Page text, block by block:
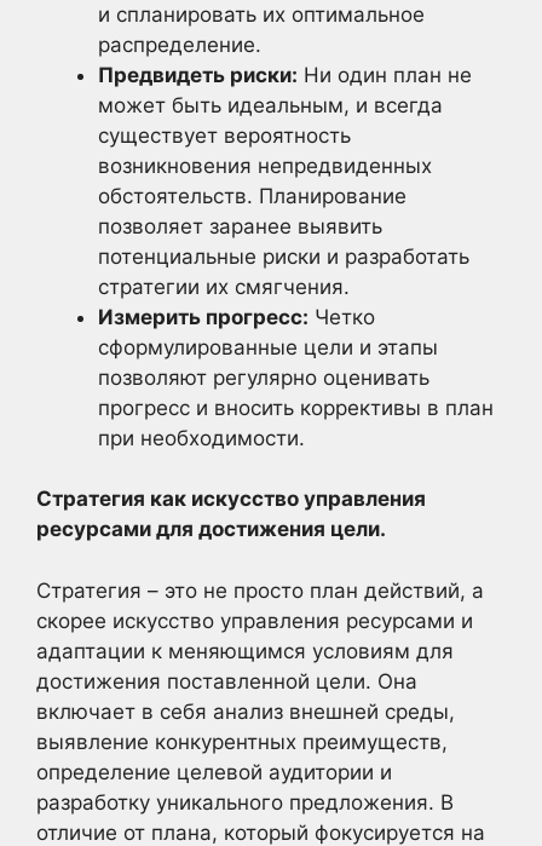
и спланировать их оптимальное
распределение.
Предвидеть риски: Ни один план не
может быть идеальным, и всегда
существует вероятность
возникновения непредвиденных
обстоятельств. Планирование
позволяет заранее выявить
потенциальные риски и разработать
стратегии их смягчения.
Измерить прогресс: Четко
сформулированные цели и этапы
позволяют регулярно оценивать
прогресс и вносить коррективы в план
при необходимости.
Стратегия как искусство управления
ресурсами для достижения цели.
Стратегия – это не просто план действий, а
скорее искусство управления ресурсами и
адаптации к меняющимся условиям для
достижения поставленной цели. Она
включает в себя анализ внешней среды,
выявление конкурентных преимуществ,
определение целевой аудитории и
разработку уникального предложения. В
отличие от плана, который фокусируется на